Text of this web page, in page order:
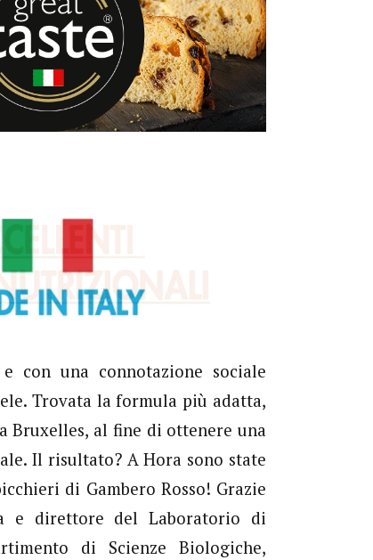
con una connotazione sociale
Trovata la formula più adatta,
Bruxelles, al fine di ottenere una
Il risultato? A Hora sono state
di Gambero Rosso! Grazie
e direttore del Laboratorio di
di Scienze Biologiche,